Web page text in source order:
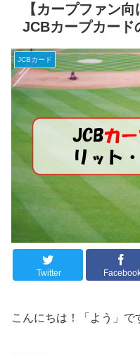
【カープファン
JCBカープカード
JCBカード
Twitter
こんにちは！「よう」で